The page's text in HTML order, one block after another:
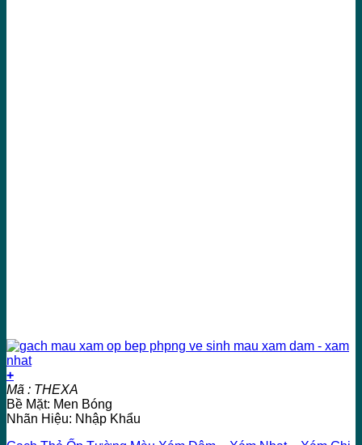
+
Mã : THEXA
Bề Mặt: Men Bóng
Nhãn Hiệu: Nhập Khẩu